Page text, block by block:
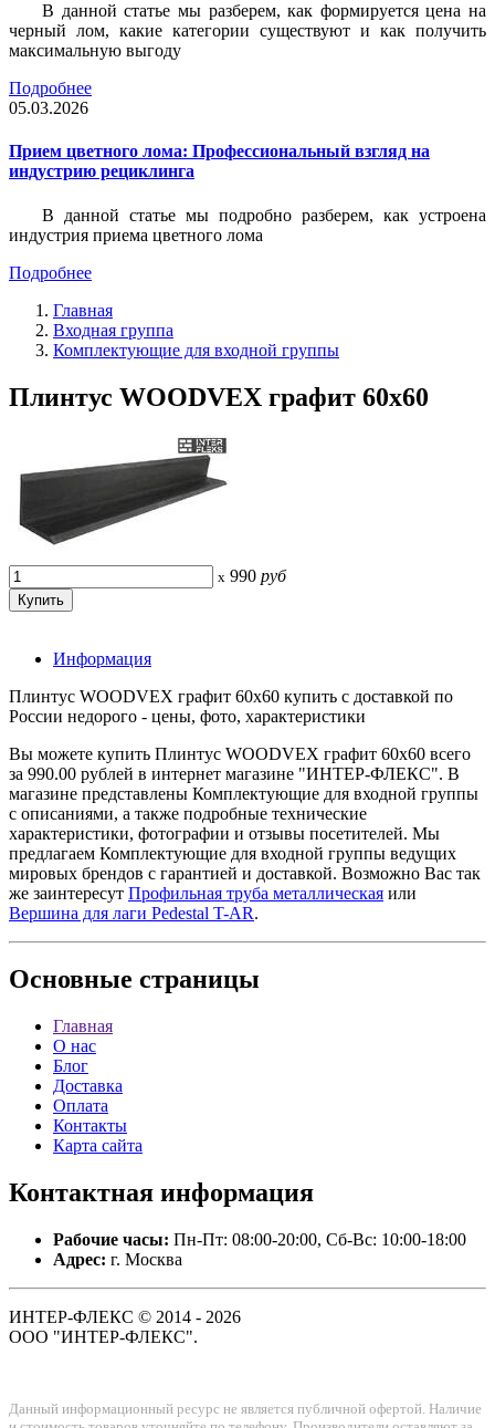
В данной статье мы разберем, как формируется цена на
черный лом, какие категории существуют и как получить
максимальную выгоду
Подробнее
05.03.2026
Прием цветного лома: Профессиональный взгляд на
индустрию рециклинга
В данной статье мы подробно разберем, как устроена
индустрия приема цветного лома
Подробнее
Главная
Входная группа
Комплектующие для входной группы
Плинтус WOODVEX графит 60х60
x 990 руб
Информация
Плинтус WOODVEX графит 60х60 купить с доставкой по
России недорого - цены, фото, характеристики
Вы можете купить Плинтус WOODVEX графит 60х60 всего
за 990.00 рублей в интернет магазине "ИНТЕР-ФЛЕКС". В
магазине представлены Комплектующие для входной группы
с описаниями, а также подробные технические
характеристики, фотографии и отзывы посетителей. Мы
предлагаем Комплектующие для входной группы ведущих
мировых брендов с гарантией и доставкой. Возможно Вас так
же заинтересут Профильная труба металлическая или
Вершина для лаги Pedestal T-AR.
Основные страницы
Главная
О нас
Блог
Доставка
Оплата
Контакты
Карта сайта
Контактная информация
Рабочие часы: Пн-Пт: 08:00-20:00, Сб-Вс: 10:00-18:00
Адрес: г. Москва
ИНТЕР-ФЛЕКС © 2014 - 2026
ООО "ИНТЕР-ФЛЕКС".
Данный информационный ресурс не является публичной офертой. Наличие